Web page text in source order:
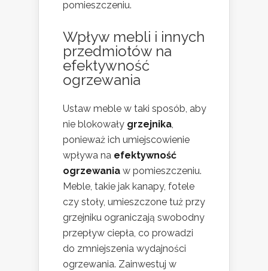
pomieszczeniu.
Wpływ mebli i innych
przedmiotów na
efektywność
ogrzewania
Ustaw meble w taki sposób, aby
nie blokowały grzejnika,
ponieważ ich umiejscowienie
wpływa na efektywność
ogrzewania w pomieszczeniu.
Meble, takie jak kanapy, fotele
czy stoły, umieszczone tuż przy
grzejniku ograniczają swobodny
przepływ ciepła, co prowadzi
do zmniejszenia wydajności
ogrzewania. Zainwestuj w